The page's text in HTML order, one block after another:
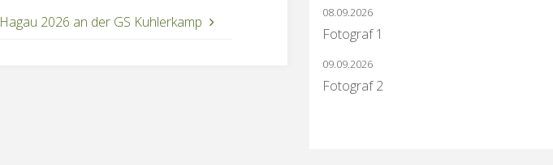
Hagau 2026 an der GS Kuhlerkamp
08.09.2026
Fotograf 1
09.09.2026
Fotograf 2